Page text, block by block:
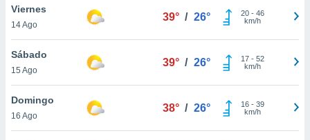
disponible
cookies
aceptar
Viernes
14 Ago
39° / 26° 20- 46
km/h
Sábado
15 Ago
39° / 26° 17- 52
km/h
Domingo
16 Ago
38° / 26° 16- 39
km/h